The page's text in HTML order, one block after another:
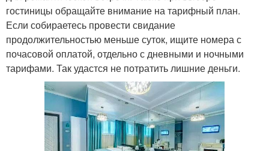
гостиницы обращайте внимание на тарифный план.
Если собираетесь провести свидание
продолжительностью меньше суток, ищите номера с
почасовой оплатой, отдельно с дневными и ночными
тарифами. Так удастся не потратить лишние деньги.